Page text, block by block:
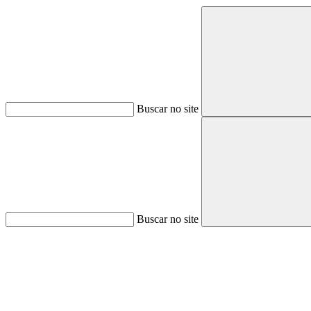
Buscar no site
Buscar no site